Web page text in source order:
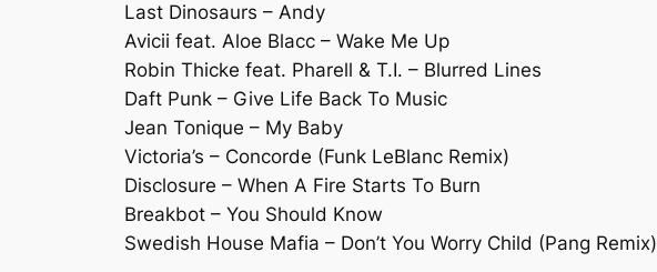
Last Dinosaurs – Andy
Avicii feat. Aloe Blacc – Wake Me Up
Robin Thicke feat. Pharell & T.I. – Blurred Lines
Daft Punk – Give Life Back To Music
Jean Tonique – My Baby
Victoria’s – Concorde (Funk LeBlanc Remix)
Disclosure – When A Fire Starts To Burn
Breakbot – You Should Know
Swedish House Mafia – Don’t You Worry Child (Pang Remix)